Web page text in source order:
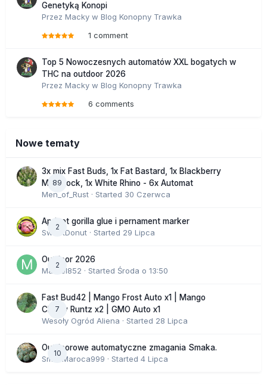
Genetyką Konopi
Przez Macky w Blog Konopny Trawka
1 comment
Top 5 Nowoczesnych automatów XXL bogatych w
THC na outdoor 2026
Przez Macky w Blog Konopny Trawka
6 comments
Nowe tematy
89
3x mix Fast Buds, 1x Fat Bastard, 1x Blackberry
Moonrock, 1x White Rhino - 6x Automat
Men_of_Rust · Started 30 Czerwca
2
Apricot gorilla glue i pernament marker
SweetDonut · Started 29 Lipca
2
Outdoor 2026
Marcel852 · Started Środa o 13:50
7
Fast Bud42 | Mango Frost Auto x1 | Mango
Cherry Runtz x2 | GMO Auto x1
Wesoły Ogród Aliena · Started 28 Lipca
10
Outdoorowe automatyczne zmagania Smaka.
SmakMaroca999 · Started 4 Lipca